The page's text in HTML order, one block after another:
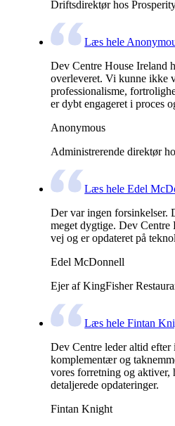
Driftsdirektør hos
Læs hele
Dev Centre House Ireland
overleveret. Vi kunne ikke
professionalisme,
er dybt engageret i proces
Anonymous
Administrerende direktør
Læs hele Edel
Der var ingen forsinkelser.
meget dygtige. Dev Centre
vej og er opdateret på
Edel McDonnell
Ejer af KingFisher
Læs hele Fintan
Dev Centre leder altid efter
komplementær og
vores forretning og aktiver,
detaljerede opdateringer.
Fintan Knight